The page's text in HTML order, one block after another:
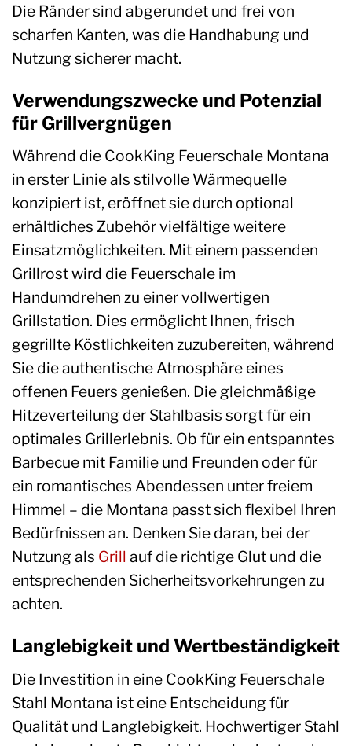
Die Ränder sind abgerundet und frei von
scharfen Kanten, was die Handhabung und
Nutzung sicherer macht.
Verwendungszwecke und Potenzial
für Grillvergnügen
Während die CookKing Feuerschale Montana
in erster Linie als stilvolle Wärmequelle
konzipiert ist, eröffnet sie durch optional
erhältliches Zubehör vielfältige weitere
Einsatzmöglichkeiten. Mit einem passenden
Grillrost wird die Feuerschale im
Handumdrehen zu einer vollwertigen
Grillstation. Dies ermöglicht Ihnen, frisch
gegrillte Köstlichkeiten zuzubereiten, während
Sie die authentische Atmosphäre eines
offenen Feuers genießen. Die gleichmäßige
Hitzeverteilung der Stahlbasis sorgt für ein
optimales Grillerlebnis. Ob für ein entspanntes
Barbecue mit Familie und Freunden oder für
ein romantisches Abendessen unter freiem
Himmel – die Montana passt sich flexibel Ihren
Bedürfnissen an. Denken Sie daran, bei der
Nutzung als Grill auf die richtige Glut und die
entsprechenden Sicherheitsvorkehrungen zu
achten.
Langlebigkeit und Wertbeständigkeit
Die Investition in eine CookKing Feuerschale
Stahl Montana ist eine Entscheidung für
Qualität und Langlebigkeit. Hochwertiger Stahl